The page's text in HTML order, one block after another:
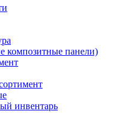
панели)
инвентарь